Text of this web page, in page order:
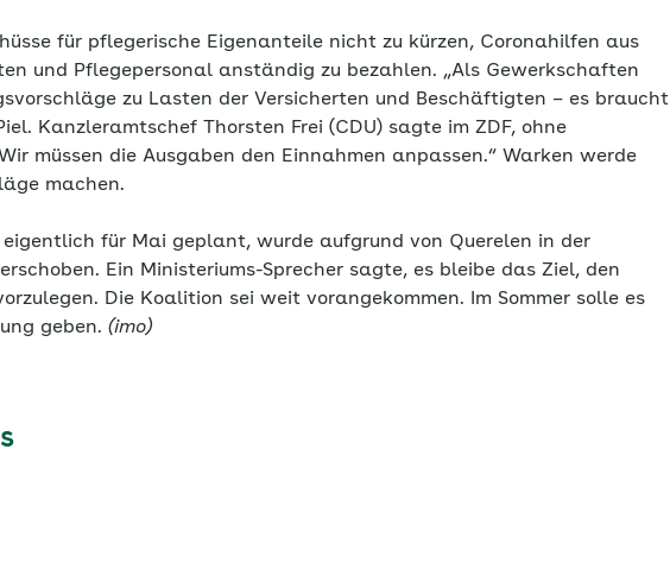
für pflegerische Eigenanteile nicht zu kürzen, Coronahilfen aus
und Pflegepersonal anständig zu bezahlen. „Als Gewerkschaften
zu Lasten der Versicherten und Beschäftigten – es braucht
Kanzleramtschef Thorsten Frei (CDU) sagte im ZDF, ohne
müssen die Ausgaben den Einnahmen anpassen.“ Warken werde
machen.
für Mai geplant, wurde aufgrund von Querelen in der
Ein Ministeriums-Sprecher sagte, es bleibe das Ziel, den
Die Koalition sei weit vorangekommen. Im Sommer solle es
geben. (imo)